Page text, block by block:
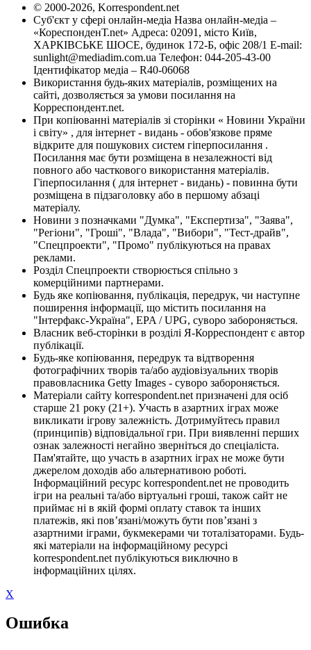
© 2000-2026, Korrespondent.net
Суб'єкт у сфері онлайн-медіа Назва онлайн-медіа –
«КореспонденТ.net» Адреса: 02091, місто Київ,
ХАРКІВСЬКЕ ШОСЕ, будинок 172-Б, офіс 208/1 E-mail:
sunlight@mediadim.com.ua Телефон: 044-205-43-00
Ідентифікатор медіа – R40-06068
Використання будь-яких матеріалів, розміщених на
сайті, дозволяється за умови посилання на
Корреспондент.net.
При копіюванні матеріалів зі сторінки « Новини України
і світу» , для інтернет - видань - обов'язкове пряме
відкрите для пошукових систем гіперпосилання .
Посилання має бути розміщена в незалежності від
повного або часткового використання матеріалів.
Гіперпосилання ( для інтернет - видань) - повинна бути
розміщена в підзаголовку або в першому абзаці
матеріалу.
Новини з позначками "Думка", "Експертиза", "Заява",
"Регіони", "Гроші", "Влада", "Вибори", "Тест-драйв",
"Спецпроекти", "Промо" публікуються на правах
реклами.
Розділ Спецпроекти створюється спільно з
комерційними партнерами.
Будь яке копіювання, публікація, передрук, чи наступне
поширення інформації, що містить посилання на
"Інтерфакс-Україна", EPA / UPG, суворо забороняється.
Власник веб-сторінки в розділі Я-Корреспондент є автор
публікації.
Будь-яке копіювання, передрук та відтворення
фотографічних творів та/або аудіовізуальних творів
правовласника Getty Images - суворо забороняється.
Матеріали сайту korrespondent.net призначені для осіб
старше 21 року (21+). Участь в азартних іграх може
викликати ігрову залежність. Дотримуйтесь правил
(принципів) відповідальної гри. При виявленні перших
ознак залежності негайно зверніться до спеціаліста.
Пам'ятайте, що участь в азартних іграх не може бути
джерелом доходів або альтернативою роботі.
Інформаційний ресурс korrespondent.net не проводить
ігри на реальні та/або віртуальні гроші, також сайт не
приймає ні в якій формі оплату ставок та інших
платежів, які пов’язані/можуть бути пов’язані з
азартними іграми, букмекерами чи тоталізаторами. Будь-
які матеріали на інформаційному ресурсі
korrespondent.net публікуються виключно в
інформаційних цілях.
X
Ошибка